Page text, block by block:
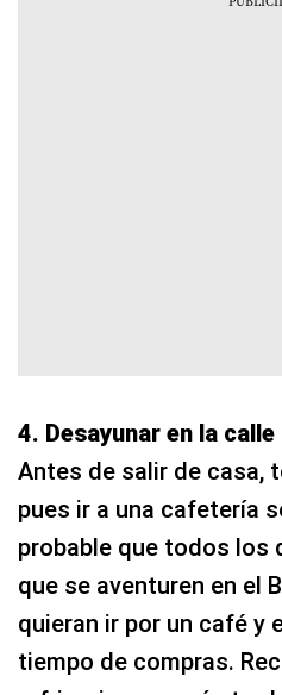
4. Desayunar en la calle
Antes de salir de casa,
pues ir a una cafetería
probable que todos los
que se aventuren en el
quieran ir por un café y
tiempo de compras.